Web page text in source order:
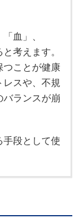
血」、
考えます。
つことが健康
スや、不規
バランスが崩
手段として使